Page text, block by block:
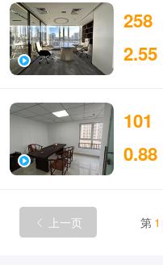
258
2.55
101
0.88
 上一页 第 1